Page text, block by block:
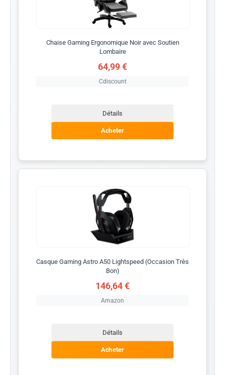
Chaise Gaming Ergonomique Noir avec Soutien
Lombaire
64,99 €
Cdiscount
Détails
Acheter
Casque Gaming Astro A50 Lightspeed (Occasion Très
Bon)
146,64 €
Amazon
Détails
Acheter